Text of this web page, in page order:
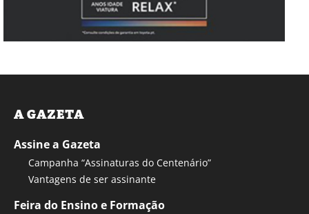
A GAZETA
Assine a Gazeta
Campanha “Assinaturas do Centenário”
Vantagens de ser assinante
Feira do Ensino e Formação